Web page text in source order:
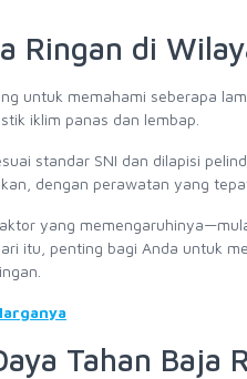
Ringan di
untuk memahami seberapa
iklim panas dan lembap.
standar SNI dan dilapisi
dengan perawatan yang
yang
itu, penting bagi Anda untuk
Tahan Baja